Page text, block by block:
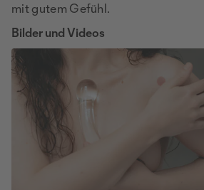
mit gutem Gefühl.
Bilder und Videos